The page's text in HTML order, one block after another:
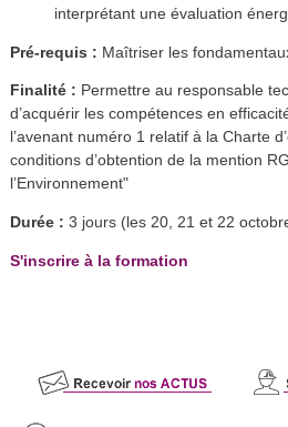
interprétant une évaluation
Pré-requis : Maîtriser les
Finalité : Permettre au responsable
d’acquérir les compétences en
l’avenant numéro 1 relatif à la Charte
conditions d’obtention de la mention
l’Environnement"
Durée : 3 jours (les 20, 21 et 22
S'inscrire à la formation